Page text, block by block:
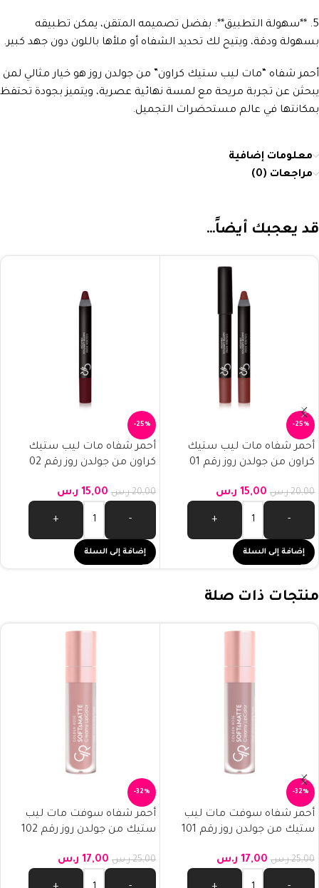
5. **سهولة التطبيق**: بفضل تصميمه المتقن، يمكن تطبيقه
بسهولة ودقة، ويتيح لك تحديد الشفاه أو ملأها باللون دون جهد كبير.
أحمر شفاه “مات ليب ستيك كراون” من جولدن روز هو خيار مثالي لمن
يبحثن عن تجربة مريحة مع لمسة نهائية عصرية، ويتميز بجودة تحتفظ
بمكانتها في عالم مستحضرات التجميل.
معلومات إضافية
مراجعات (0)
قد يعجبك أيضاً…
-25%
أحمر شفاه مات ليب ستيك
كراون من جولدن روز رقم 01
20,00 ر.س 15,00 ر.س
-
+
إضافة إلى السلة
-25%
أحمر شفاه مات ليب ستيك
كراون من جولدن روز رقم 02
20,00 ر.س 15,00 ر.س
-
+
إضافة إلى السلة
منتجات ذات صلة
-32%
أحمر شفاه سوفت مات ليب
ستيك من جولدن روز رقم 101
25,00 ر.س 17,00 ر.س
-32%
أحمر شفاه سوفت مات ليب
ستيك من جولدن روز رقم 102
25,00 ر.س 17,00 ر.س